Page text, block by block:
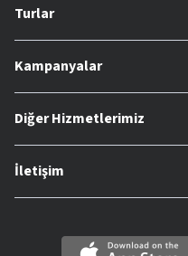
Turlar
Kampanyalar
Diğer Hizmetlerimiz
İletişim